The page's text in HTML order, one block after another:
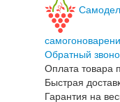
Самодел
Обратный
Оплата товара
Быстрая
Гарантия на